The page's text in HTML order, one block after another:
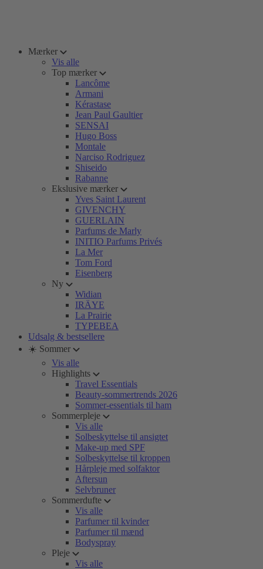
Mærker
Vis alle
Top mærker
Lancôme
Armani
Kérastase
Jean Paul Gaultier
SENSAI
Hugo Boss
Montale
Narciso Rodriguez
Shiseido
Rabanne
Ekslusive mærker
Yves Saint Laurent
GIVENCHY
GUERLAIN
Parfums de Marly
INITIO Parfums Privés
La Mer
Tom Ford
Eisenberg
Ny
Widian
IRÄYE
La Prairie
TYPEBEA
Udsalg & bestsellere
☀️ Sommer
Vis alle
Highlights
Travel Essentials
Beauty-sommertrends 2026
Sommer-essentials til ham
Sommerpleje
Vis alle
Solbeskyttelse til ansigtet
Make-up med SPF
Solbeskyttelse til kroppen
Hårpleje med solfaktor
Aftersun
Selvbruner
Sommerdufte
Vis alle
Parfumer til kvinder
Parfumer til mænd
Bodyspray
Pleje
Vis alle